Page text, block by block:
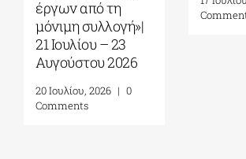
30 Ιουλίου, 2026 |
0
Comments
22
Leave A Comment